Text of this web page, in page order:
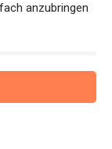
anzubringen